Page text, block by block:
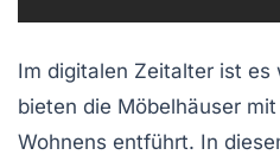
Im digitalen Zeitalter ist es
bieten die Möbelhäuser
Wohnens entführt. In